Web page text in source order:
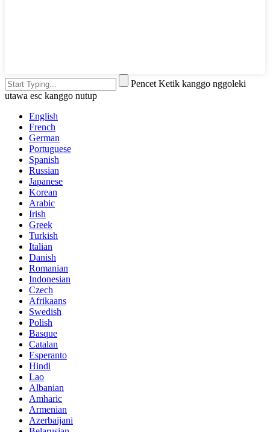
Pencet Ketik kanggo nggoleki
utawa esc kanggo nutup
English
French
German
Portuguese
Spanish
Russian
Japanese
Korean
Arabic
Irish
Greek
Turkish
Italian
Danish
Romanian
Indonesian
Czech
Afrikaans
Swedish
Polish
Basque
Catalan
Esperanto
Hindi
Lao
Albanian
Amharic
Armenian
Azerbaijani